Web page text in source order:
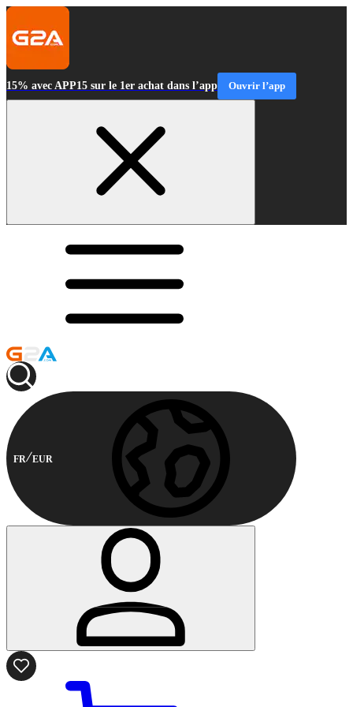
15% avec APP15 sur le 1er achat dans l’app Ouvrir l’app
FR EUR